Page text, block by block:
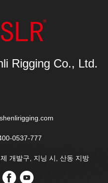
Rigging Co., Ltd.
0537-777
개발구, 지닝 시, 산동 지방